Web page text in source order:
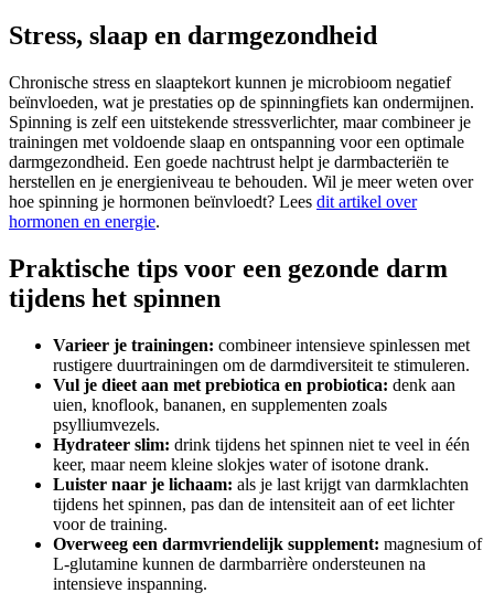
Stress, slaap en darmgezondheid
Chronische stress en slaaptekort kunnen je microbioom negatief
beïnvloeden, wat je prestaties op de spinningfiets kan ondermijnen.
Spinning is zelf een uitstekende stressverlichter, maar combineer je
trainingen met voldoende slaap en ontspanning voor een optimale
darmgezondheid. Een goede nachtrust helpt je darmbacteriën te
herstellen en je energieniveau te behouden. Wil je meer weten over
hoe spinning je hormonen beïnvloedt? Lees dit artikel over
hormonen en energie.
Praktische tips voor een gezonde darm
tijdens het spinnen
Varieer je trainingen: combineer intensieve spinlessen met
rustigere duurtrainingen om de darmdiversiteit te stimuleren.
Vul je dieet aan met prebiotica en probiotica: denk aan
uien, knoflook, bananen, en supplementen zoals
psylliumvezels.
Hydrateer slim: drink tijdens het spinnen niet te veel in één
keer, maar neem kleine slokjes water of isotone drank.
Luister naar je lichaam: als je last krijgt van darmklachten
tijdens het spinnen, pas dan de intensiteit aan of eet lichter
voor de training.
Overweeg een darmvriendelijk supplement: magnesium of
L-glutamine kunnen de darmbarrière ondersteunen na
intensieve inspanning.